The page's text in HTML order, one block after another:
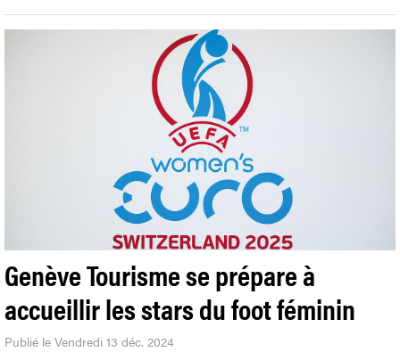
Genève Tourisme se prépare à
accueillir les stars du foot féminin
Publié le Vendredi 13 déc. 2024